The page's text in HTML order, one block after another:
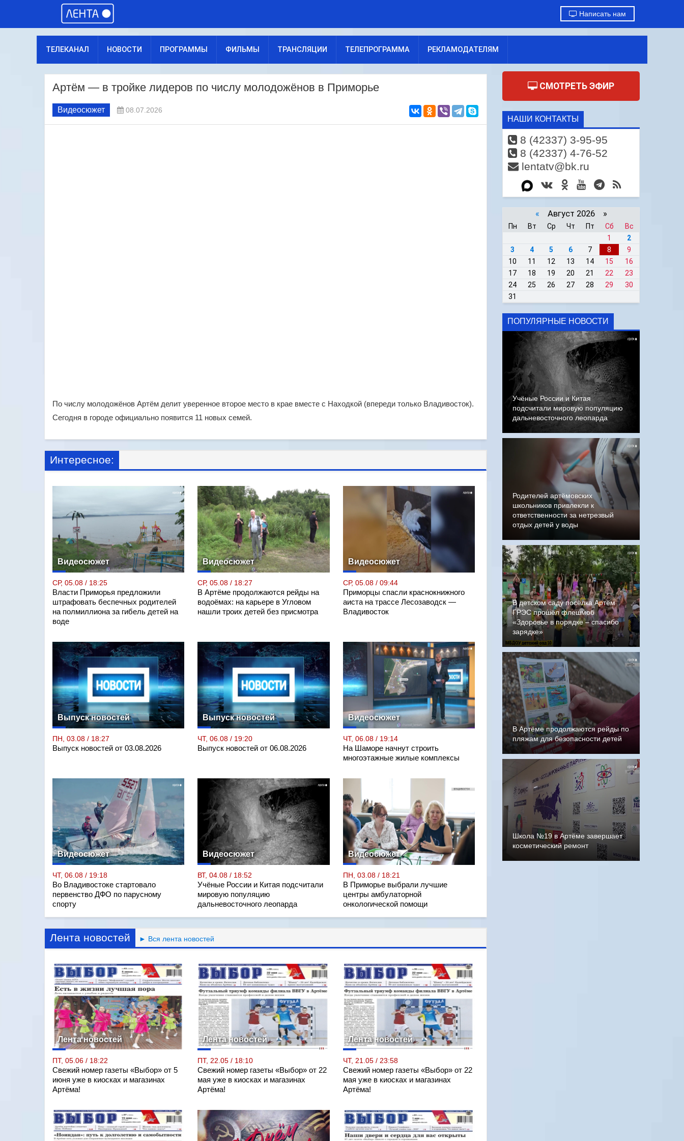
Написать нам
ТЕЛЕКАНАЛ НОВОСТИ ПРОГРАММЫ ФИЛЬМЫ ТРАНСЛЯЦИИ ТЕЛЕПРОГРАММА РЕКЛАМОДАТЕЛЯМ
Артём — в тройке лидеров по числу молодожёнов в Приморье
Видеосюжет 08.07.2026
По числу молодожёнов Артём делит уверенное второе место в крае вместе с Находкой (впереди только Владивосток).
Сегодня в городе официально появится 11 новых семей.
Интересное:
Видеосюжет
СР, 05.08 / 18:25
Власти Приморья предложили
штрафовать беспечных родителей
на полмиллиона за гибель детей на
воде
Видеосюжет
СР, 05.08 / 18:27
В Артёме продолжаются рейды на
водоёмах: на карьере в Угловом
нашли троих детей без присмотра
Видеосюжет
СР, 05.08 / 09:44
Приморцы спасли краснокнижного
аиста на трассе Лесозаводск —
Владивосток
Выпуск новостей
ПН, 03.08 / 18:27
Выпуск новостей от 03.08.2026
Выпуск новостей
ЧТ, 06.08 / 19:20
Выпуск новостей от 06.08.2026
Видеосюжет
ЧТ, 06.08 / 19:14
На Шаморе начнут строить
многоэтажные жилые комплексы
Видеосюжет
ЧТ, 06.08 / 19:18
Во Владивостоке стартовало
первенство ДФО по парусному
спорту
Видеосюжет
ВТ, 04.08 / 18:52
Учёные России и Китая подсчитали
мировую популяцию
дальневосточного леопарда
Видеосюжет
ПН, 03.08 / 18:21
В Приморье выбрали лучшие
центры амбулаторной
онкологической помощи
Лента новостей ► Вся лента новостей
Лента новостей
ПТ, 05.06 / 18:22
Свежий номер газеты «Выбор» от 5
июня уже в киосках и магазинах
Артёма!
Лента новостей
ПТ, 22.05 / 18:10
Свежий номер газеты «Выбор» от 22
мая уже в киосках и магазинах
Артёма!
Лента новостей
ЧТ, 21.05 / 23:58
Свежий номер газеты «Выбор» от 22
мая уже в киосках и магазинах
Артёма!
СМОТРЕТЬ ЭФИР
НАШИ КОНТАКТЫ
8 (42337) 3-95-95
8 (42337) 4-76-52
lentatv@bk.ru
« Август 2026 »
Пн Вт Ср Чт Пт Сб
Вс
1
2
3
4 5 6 7 8
9
10
11 12 13 14 15
16
17
18 19 20 21 22
23
24
25 26 27 28 29
30
31
ПОПУЛЯРНЫЕ НОВОСТИ
Учёные России и Китая
подсчитали мировую популяцию
дальневосточного леопарда
Родителей артёмовских
школьников привлекли к
ответственности за нетрезвый
отдых детей у воды
В детском саду посёлка Артём
ГРЭС прошёл флешмоб
«Здоровье в порядке – спасибо
зарядке»
В Артёме продолжаются рейды по
пляжам для безопасности детей
Школа №19 в Артёме завершает
косметический ремонт